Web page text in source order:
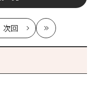
次回
記
最
新